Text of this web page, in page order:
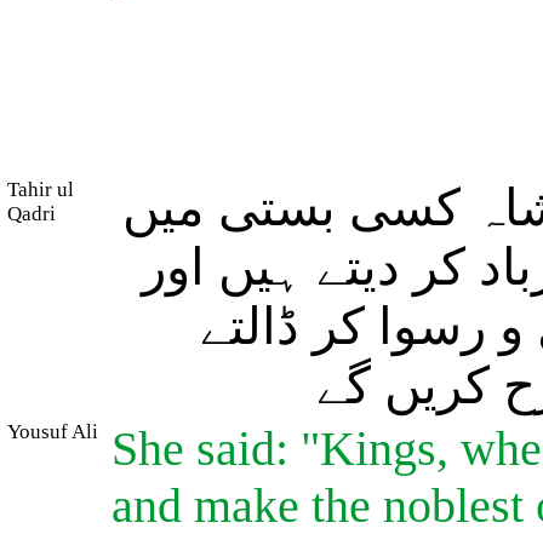
Tahir ul
Qadri
کسی بستی میں
کر دیتے ہیں اور
رسوا کر ڈالتے
کریں گے
Yousuf Ali
She said: "Kings,
and make the